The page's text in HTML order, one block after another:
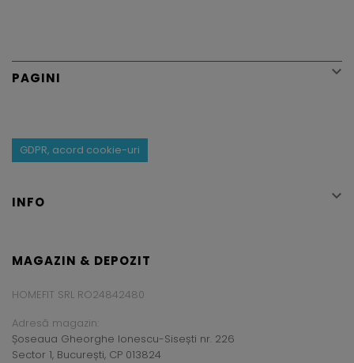
PAGINI 
GDPR, acord cookie-uri
INFO 
MAGAZIN & DEPOZIT
HOMEFIT SRL RO24842480
Adresă magazin:
Șoseaua Gheorghe Ionescu-Sisești nr. 226
Sector 1, București, CP 013824